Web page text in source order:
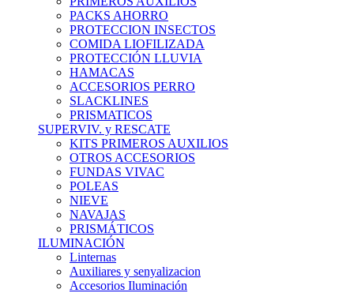
PACKS AHORRO
PROTECCION INSECTOS
COMIDA LIOFILIZADA
PROTECCIÓN LLUVIA
HAMACAS
ACCESORIOS PERRO
SLACKLINES
PRISMATICOS
SUPERVIV. y RESCATE
KITS PRIMEROS AUXILIOS
OTROS ACCESORIOS
FUNDAS VIVAC
POLEAS
NIEVE
NAVAJAS
PRISMÁTICOS
ILUMINACIÓN
Linternas
Auxiliares y senyalizacion
Accesorios Iluminación